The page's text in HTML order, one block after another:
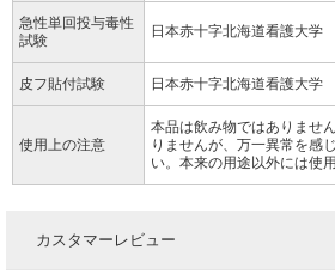
急性単回投与毒性
試験
日本赤十字北海道看護大学
皮フ貼付試験 日本赤十字北海道看護大学
使用上の注意
本品は飲み物ではありませ
りませんが、万一異常を感
い。本来の用途以外には使
カスタマーレビュー